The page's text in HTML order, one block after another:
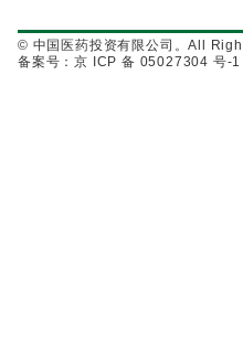
© 中国医药投资有限公司。All
备案号：京 ICP 备 05027304 号-1